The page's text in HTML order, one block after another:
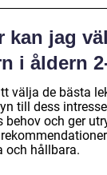
kan jag
i åldern
välja de bästa
till dess
behov och ger
och hållbara.